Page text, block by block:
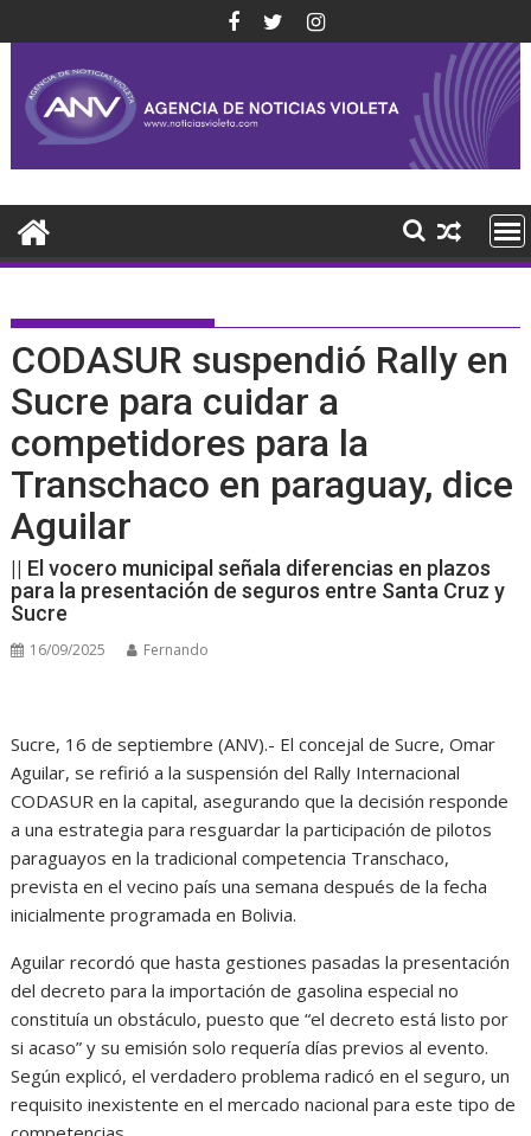
al
contenido
CODASUR suspendió Rally en
Sucre para cuidar a
competidores para la
Transchaco en paraguay, dice
Aguilar
|| El vocero municipal señala diferencias en plazos
para la presentación de seguros entre Santa Cruz y
Sucre
16/09/2025 Fernando
Sucre, 16 de septiembre (ANV).- El concejal de Sucre, Omar
Aguilar, se refirió a la suspensión del Rally Internacional
CODASUR en la capital, asegurando que la decisión responde
a una estrategia para resguardar la participación de pilotos
paraguayos en la tradicional competencia Transchaco,
prevista en el vecino país una semana después de la fecha
inicialmente programada en Bolivia.
Aguilar recordó que hasta gestiones pasadas la presentación
del decreto para la importación de gasolina especial no
constituía un obstáculo, puesto que “el decreto está listo por
si acaso” y su emisión solo requería días previos al evento.
Según explicó, el verdadero problema radicó en el seguro, un
requisito inexistente en el mercado nacional para este tipo de